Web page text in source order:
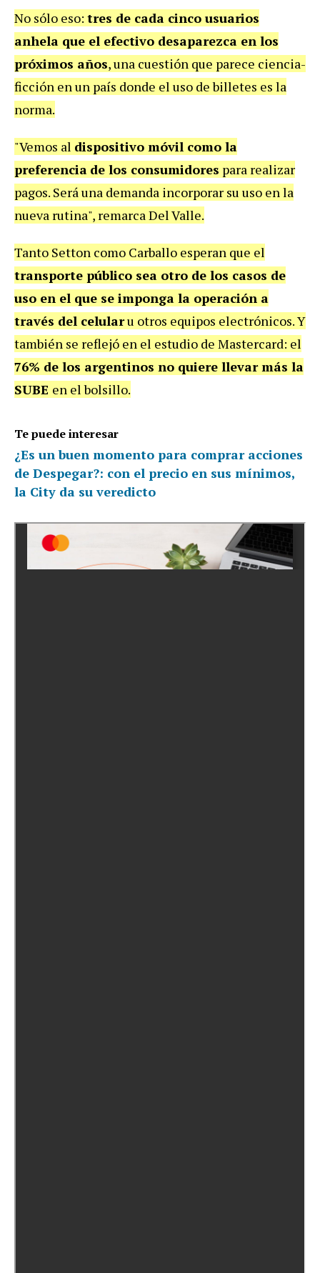
No sólo eso: tres de cada cinco usuarios
anhela que el efectivo desaparezca en los
próximos años, una cuestión que parece ciencia-
ficción en un país donde el uso de billetes es la
norma.
"Vemos al dispositivo móvil como la
preferencia de los consumidores para realizar
pagos. Será una demanda incorporar su uso en la
nueva rutina", remarca Del Valle.
Tanto Setton como Carballo esperan que el
transporte público sea otro de los casos de
uso en el que se imponga la operación a
través del celularu otros equipos electrónicos. Y
también se reflejó en el estudio de Mastercard: el
76% de los argentinos no quiere llevar más la
SUBE en el bolsillo.
Te puede interesar
¿Es un buen momento para comprar acciones
de Despegar?: con el precio en sus mínimos,
la City da su veredicto